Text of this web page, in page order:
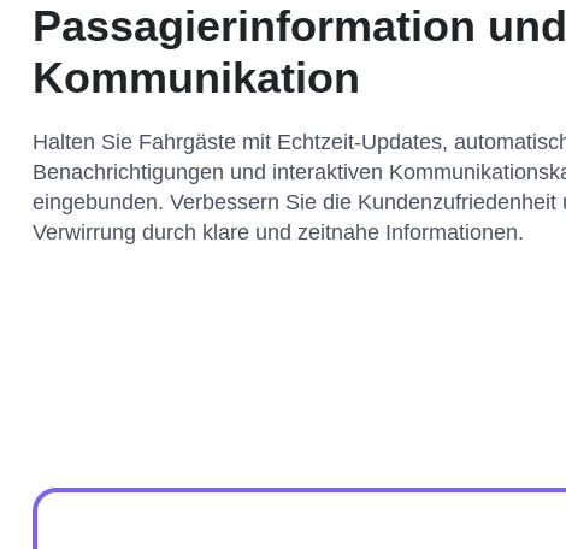
Passagierinformation und
Kommunikation
Halten Sie Fahrgäste mit Echtzeit-Updates,
Benachrichtigungen und interaktiven
eingebunden. Verbessern Sie die Kundenzufriedenheit
Verwirrung durch klare und zeitnahe Informationen.